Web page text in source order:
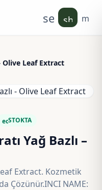
search
Olive Leaf Extract
ecoSTOKTA
Yağ Bazlı –
Extract. Kozmetik
Çözünür.INCI NAME: